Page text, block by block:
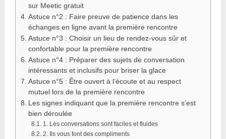
sur Meetic gratuit
Astuce n°2 : Faire preuve de patience dans les
échanges en ligne avant la première rencontre
Astuce n°3 : Choisir un lieu de rendez-vous sûr et
confortable pour la première rencontre
Astuce n°4 : Préparer des sujets de conversation
intéressants et inclusifs pour briser la glace
Astuce n°5 : Être ouvert à l’écoute et au respect
mutuel lors de la première rencontre
Les signes indiquant que la première rencontre s’est
bien déroulée
1. Les conversations sont faciles et fluides
2. Ils vous font des compliments